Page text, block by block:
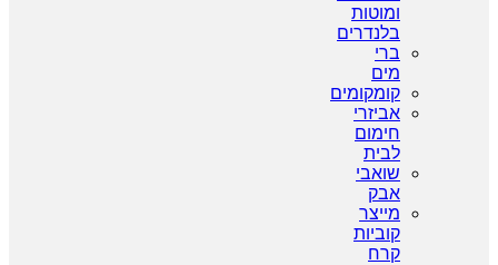
ומוטות
בלנדרים
ברי
מים
קומקומים
אביזרי
חימום
לבית
שואבי
אבק
מייצר
קוביות
קרח